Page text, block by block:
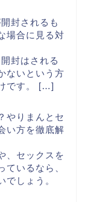
封されるも
場合に見る対
封はされる
ないという方
です。 […]
やりまんとセ
い方を徹底解
、セックスを
ているなら、
でしょう。